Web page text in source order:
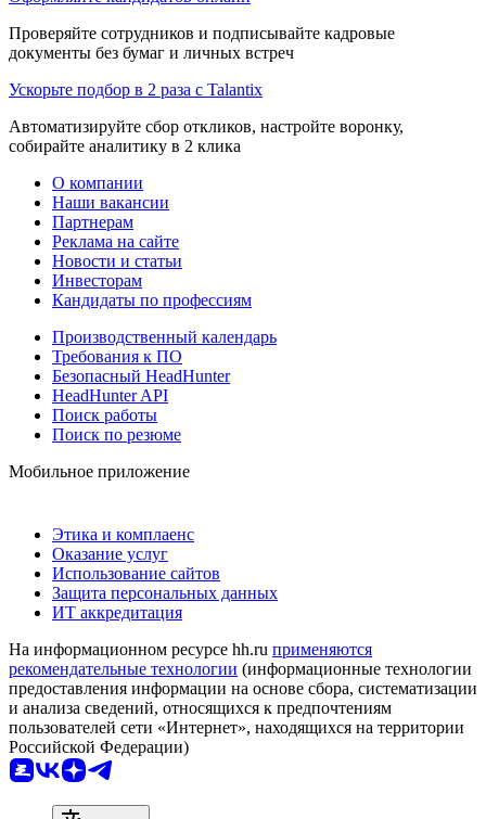
Проверяйте сотрудников и подписывайте кадровые
документы без бумаг и личных встреч
Ускорьте подбор в 2 раза с Talantix
Автоматизируйте сбор откликов, настройте воронку,
собирайте аналитику в 2 клика
О компании
Наши вакансии
Партнерам
Реклама на сайте
Новости и статьи
Инвесторам
Кандидаты по профессиям
Производственный календарь
Требования к ПО
Безопасный HeadHunter
HeadHunter API
Поиск работы
Поиск по резюме
Мобильное приложение
Этика и комплаенс
Оказание услуг
Использование сайтов
Защита персональных данных
ИТ аккредитация
На информационном ресурсе hh.ru применяются
рекомендательные технологии (информационные технологии
предоставления информации на основе сбора, систематизации
и анализа сведений, относящихся к предпочтениям
пользователей сети «Интернет», находящихся на территории
Российской Федерации)